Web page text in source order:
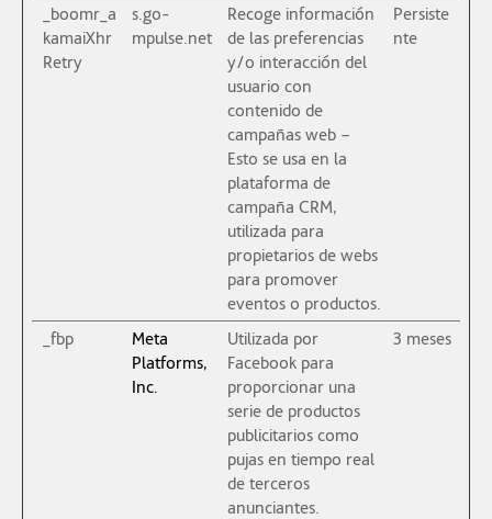
_boomr_a
kamaiXhr
Retry
s.go-
mpulse.net
Recoge información
de las preferencias
y/o interacción del
usuario con
contenido de
campañas web –
Esto se usa en la
plataforma de
campaña CRM,
utilizada para
propietarios de webs
para promover
eventos o productos.
Persiste
nte
_fbp
Meta
Platforms,
Inc.
Utilizada por
Facebook para
proporcionar una
serie de productos
publicitarios como
pujas en tiempo real
de terceros
anunciantes.
3 meses